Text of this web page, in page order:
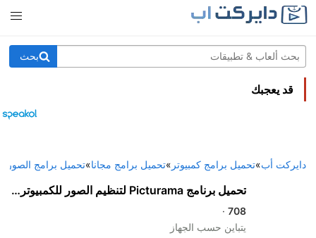
بحث
قد يعجبك
دايركت أب»تحميل برامج كمبيوتر »تحميل برامج مجانا»تحميل برامج الصور
تحميل برنامج Picturama لتنظيم الصور للكمبيوتر برابط مباشر
708
·
يتباين حسب الجهاز